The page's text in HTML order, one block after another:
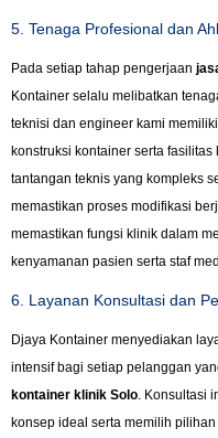
5. Tenaga Profesional dan
Pada setiap tahap pengerjaan
Kontainer selalu melibatkan
teknisi dan engineer kami
konstruksi kontainer serta
tantangan teknis yang kompleks
memastikan proses modifikasi
memastikan fungsi klinik dalam
kenyamanan pasien serta staf
6. Layanan Konsultasi dan
Djaya Kontainer menyediakan
intensif bagi setiap pelanggan
kontainer klinik Solo. Konsultasi
konsep ideal serta memilih